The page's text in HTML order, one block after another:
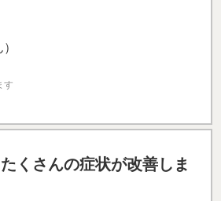
す
くさんの症状が改善しま